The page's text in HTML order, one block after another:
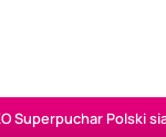
Superpuchar Polski